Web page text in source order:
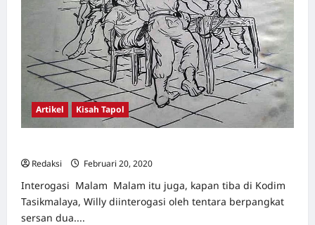
Artikel Kisah Tapol
Redaksi
Februari 20, 2020
Interogasi Malam Malam itu juga, kapan tiba di Kodim
Tasikmalaya, Willy diinterogasi oleh tentara berpangkat
sersan dua....